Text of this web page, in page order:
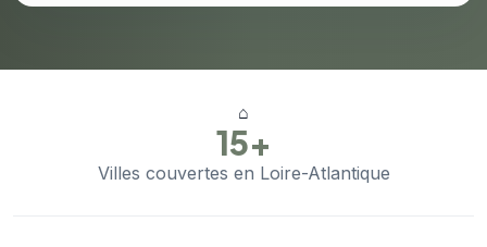
⌂
15+
Villes couvertes en Loire-Atlantique